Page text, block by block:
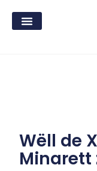
Wëll de
Minarett